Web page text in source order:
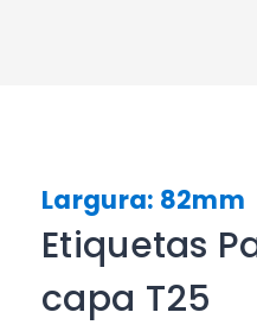
Largura: 82mm
Etiquetas
capa T25